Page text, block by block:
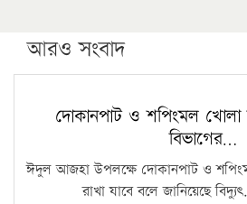
পিএইচডি করছেন কুয়েটের কৃতি…
সারা দেশে বজ্রাঘাতে ১৪ জনের
কঠোর হচ্ছে এসএসসি ও এইচএসসি
ফরিদগঞ্জে আগুনে পুড়লো ৬ ব্যবসা
আরও সংবাদ
দোকানপাট ও শপিংমল খোলা
বিভাগের…
ঈদুল আজহা উপলক্ষে দোকানপাট ও
রাখা যাবে বলে জানিয়েছে